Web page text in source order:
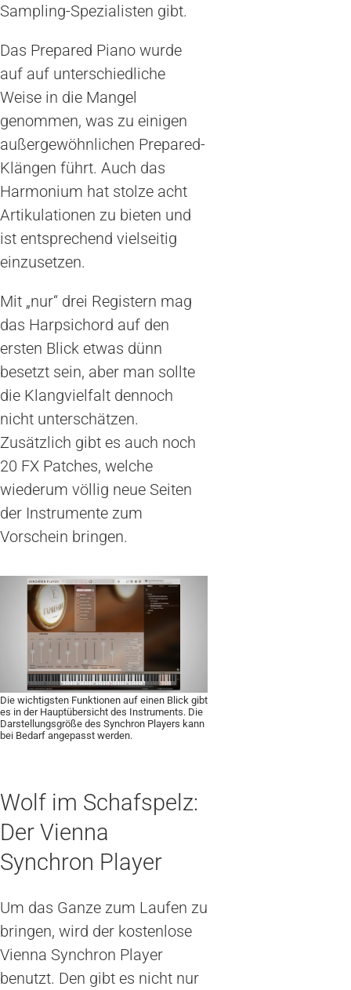
Sampling-Spezialisten gibt.
Das Prepared Piano wurde
auf auf unterschiedliche
Weise in die Mangel
genommen, was zu einigen
außergewöhnlichen Prepared-
Klängen führt. Auch das
Harmonium hat stolze acht
Artikulationen zu bieten und
ist entsprechend vielseitig
einzusetzen.
Mit „nur“ drei Registern mag
das Harpsichord auf den
ersten Blick etwas dünn
besetzt sein, aber man sollte
die Klangvielfalt dennoch
nicht unterschätzen.
Zusätzlich gibt es auch noch
20 FX Patches, welche
wiederum völlig neue Seiten
der Instrumente zum
Vorschein bringen.
Die wichtigsten Funktionen auf einen Blick gibt
es in der Hauptübersicht des Instruments. Die
Darstellungsgröße des Synchron Players kann
bei Bedarf angepasst werden.
Wolf im Schafspelz:
Der Vienna
Synchron Player
Um das Ganze zum Laufen zu
bringen, wird der kostenlose
Vienna Synchron Player
benutzt. Den gibt es nicht nur